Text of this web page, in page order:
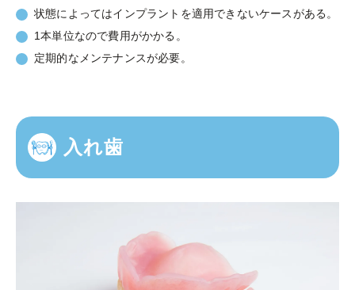
状態によってはインプラントを適用できないケースがある。
1本単位なので費用がかかる。
定期的なメンテナンスが必要。
入れ歯